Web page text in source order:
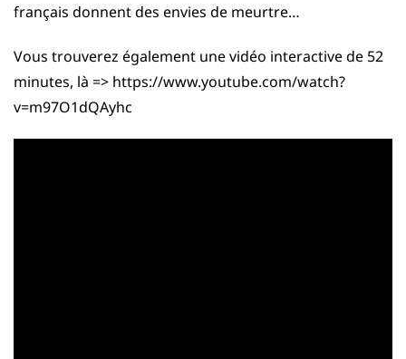
français donnent des envies de meurtre…
Vous trouverez également une vidéo interactive de 52
minutes, là => https://www.youtube.com/watch?
v=m97O1dQAyhc